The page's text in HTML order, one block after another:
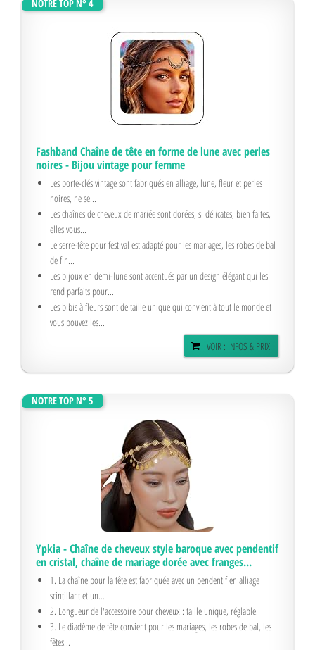
NOTRE TOP N° 4
Fashband Chaîne de tête en forme de lune avec perles
noires - Bijou vintage pour femme
Les porte-clés vintage sont fabriqués en alliage, lune, fleur et perles
noires, ne se...
Les chaînes de cheveux de mariée sont dorées, si délicates, bien faites,
elles vous...
Le serre-tête pour festival est adapté pour les mariages, les robes de bal
de fin...
Les bijoux en demi-lune sont accentués par un design élégant qui les
rend parfaits pour...
Les bibis à fleurs sont de taille unique qui convient à tout le monde et
vous pouvez les...
VOIR : INFOS & PRIX
NOTRE TOP N° 5
Ypkia - Chaîne de cheveux style baroque avec pendentif
en cristal, chaîne de mariage dorée avec franges...
1. La chaîne pour la tête est fabriquée avec un pendentif en alliage
scintillant et un...
2. Longueur de l'accessoire pour cheveux : taille unique, réglable.
3. Le diadème de fête convient pour les mariages, les robes de bal, les
fêtes...